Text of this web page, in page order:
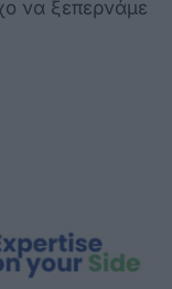
να ξεπερνάμε